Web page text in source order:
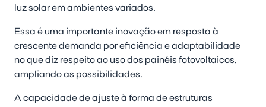
luz solar em ambientes variados.
Essa é uma importante inovação em resposta à
crescente demanda por eficiência e adaptabilidade
no que diz respeito ao uso dos painéis fotovoltaicos,
ampliando as possibilidades.
A capacidade de ajuste à forma de estruturas